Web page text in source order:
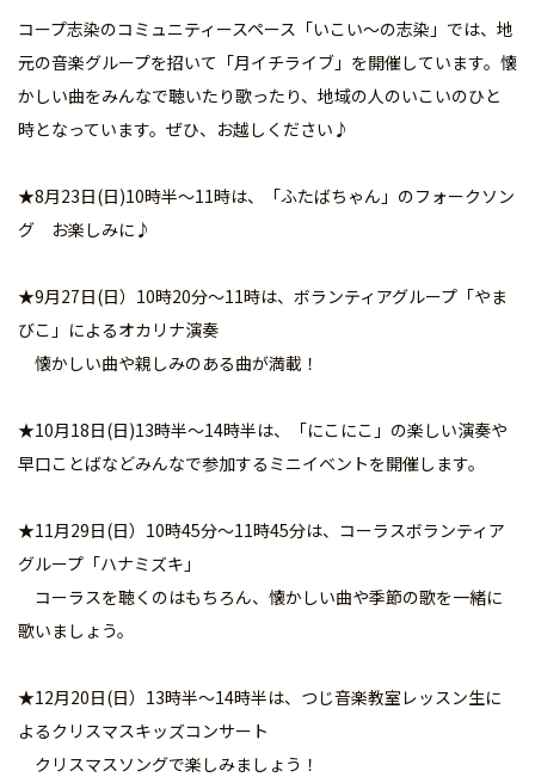
コープ志染のコミュニティースペース「いこい～の志染」では、地
元の音楽グループを招いて「月イチライブ」を開催しています。懐
かしい曲をみんなで聴いたり歌ったり、地域の人のいこいのひと
時となっています。ぜひ、お越しください♪
★8月23日(日)10時半～11時は、「ふたばちゃん」のフォークソン
グ お楽しみに♪
★9月27日(日）10時20分～11時は、ボランティアグループ「やま
びこ」によるオカリナ演奏
懐かしい曲や親しみのある曲が満載！
★10月18日(日)13時半～14時半は、「にこにこ」の楽しい演奏や
早口ことばなどみんなで参加するミニイベントを開催します。
★11月29日(日）10時45分～11時45分は、コーラスボランティア
グループ「ハナミズキ」
コーラスを聴くのはもちろん、懐かしい曲や季節の歌を一緒に
歌いましょう。
★12月20日(日）13時半～14時半は、つじ音楽教室レッスン生に
よるクリスマスキッズコンサート
クリスマスソングで楽しみましょう！